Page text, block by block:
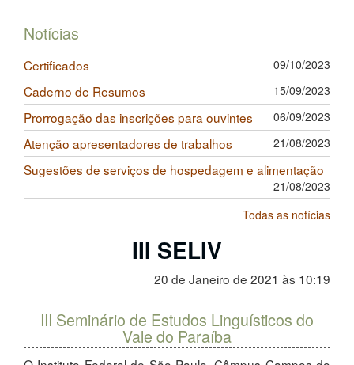
Notícias
Certificados 09/10/2023
Caderno de Resumos 15/09/2023
Prorrogação das inscrições para ouvintes 06/09/2023
Atenção apresentadores de trabalhos 21/08/2023
Sugestões de serviços de hospedagem e alimentação
21/08/2023
Todas as notícias
III SELIV
20 de Janeiro de 2021 às 10:19
III Seminário de Estudos Linguísticos do
Vale do Paraíba